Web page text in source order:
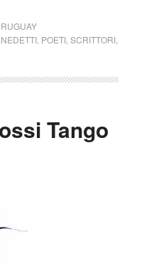
, POETI, SCRITTORI,
Tango